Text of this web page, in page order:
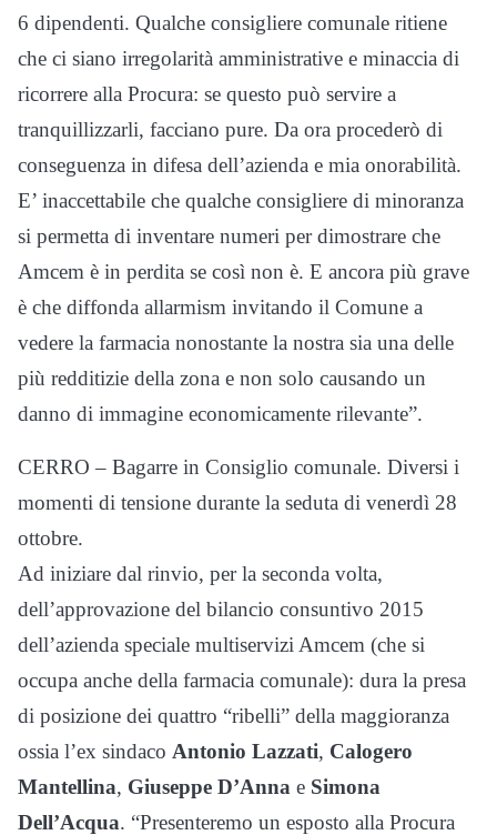
6 dipendenti. Qualche consigliere comunale ritiene
che ci siano irregolarità amministrative e minaccia di
ricorrere alla Procura: se questo può servire a
tranquillizzarli, facciano pure. Da ora procederò di
conseguenza in difesa dell’azienda e mia onorabilità.
E’ inaccettabile che qualche consigliere di minoranza
si permetta di inventare numeri per dimostrare che
Amcem è in perdita se così non è. E ancora più grave
è che diffonda allarmism invitando il Comune a
vedere la farmacia nonostante la nostra sia una delle
più redditizie della zona e non solo causando un
danno di immagine economicamente rilevante”.
CERRO – Bagarre in Consiglio comunale. Diversi i
momenti di tensione durante la seduta di venerdì 28
ottobre.
Ad iniziare dal rinvio, per la seconda volta,
dell’approvazione del bilancio consuntivo 2015
dell’azienda speciale multiservizi Amcem (che si
occupa anche della farmacia comunale): dura la presa
di posizione dei quattro “ribelli” della maggioranza
ossia l’ex sindaco Antonio Lazzati, Calogero
Mantellina, Giuseppe D’Anna e Simona
Dell’Acqua. “Presenteremo un esposto alla Procura